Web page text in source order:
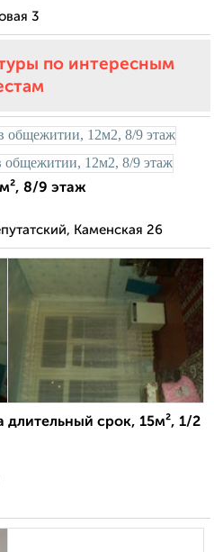
3
по интересным
8/9 этаж
Каменская 26
срок, 15м², 1/2